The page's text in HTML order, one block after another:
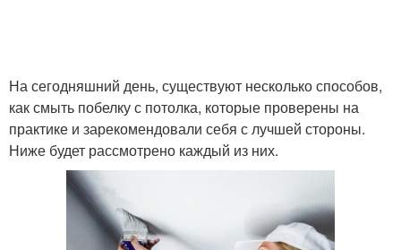
На сегодняшний день, существуют несколько способов,
как смыть побелку с потолка, которые проверены на
практике и зарекомендовали себя с лучшей стороны.
Ниже будет рассмотрено каждый из них.